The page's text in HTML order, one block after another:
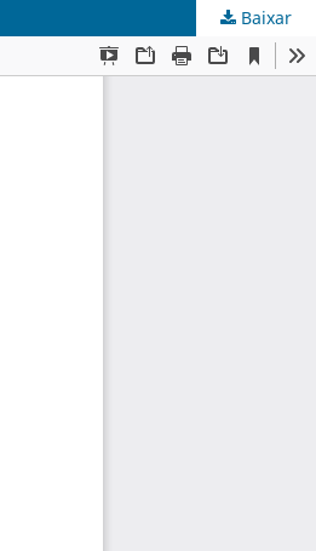
Baixar